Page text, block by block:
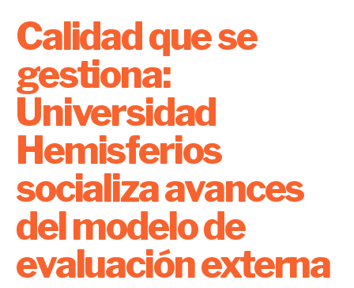
Calidad que se
gestiona:
Universidad
Hemisferios
socializa avances
del modelo de
evaluación externa